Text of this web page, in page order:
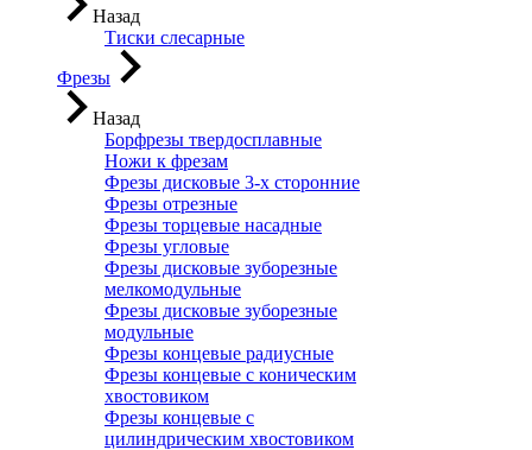
Назад
Тиски слесарные
Фрезы
Назад
Борфрезы твердосплавные
Ножи к фрезам
Фрезы дисковые 3-х сторонние
Фрезы отрезные
Фрезы торцевые насадные
Фрезы угловые
Фрезы дисковые зуборезные
мелкомодульные
Фрезы дисковые зуборезные
модульные
Фрезы концевые радиусные
Фрезы концевые с коническим
хвостовиком
Фрезы концевые с
цилиндрическим хвостовиком